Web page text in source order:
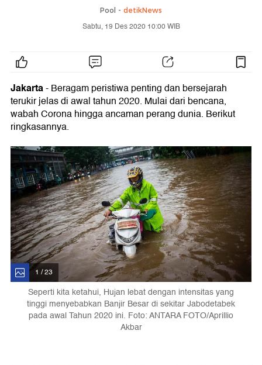
Pool - detikNews
Sabtu, 19 Des 2020 10:00 WIB
Jakarta- Beragam peristiwa penting dan bersejarah
terukir jelas di awal tahun 2020. Mulai dari bencana,
wabah Corona hingga ancaman perang dunia. Berikut
ringkasannya.
1 / 23
Seperti kita ketahui, Hujan lebat dengan intensitas yang
tinggi menyebabkan Banjir Besar di sekitar Jabodetabek
pada awal Tahun 2020 ini. Foto: ANTARA FOTO/Aprillio
Akbar